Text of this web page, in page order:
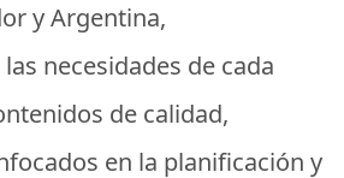
y Argentina,
necesidades de cada
de calidad,
en la planificación y